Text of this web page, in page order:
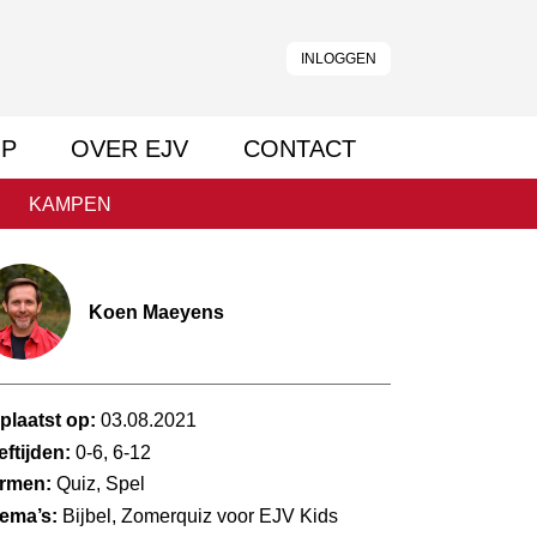
INLOGGEN
OVER EJV CONTACT
KAMPEN
Koen Maeyens
op:03.08.2021
0-6, 6-12
Quiz, Spel
Bijbel, Zomerquiz voor EJV Kids